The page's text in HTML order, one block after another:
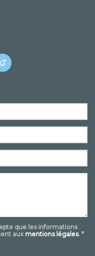
que les informations
auxmentions légales. *